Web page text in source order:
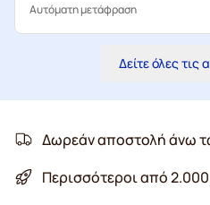
Αυτόματη μετάφραση
Δείτε όλες τις
Δωρεάν αποστολή άνω
Περισσότεροι από